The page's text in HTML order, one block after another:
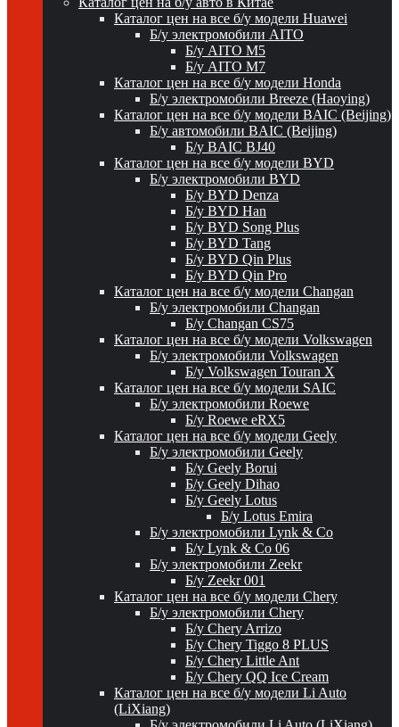
Каталог цен на все б/у модели Huawei
Б/у электромобили AITO
Б/у AITO M5
Б/у AITO M7
Каталог цен на все б/у модели Honda
Б/у электромобили Breeze (Haoying)
Каталог цен на все б/у модели BAIC (Beijing)
Б/у автомобили BAIC (Beijing)
Б/у BAIC BJ40
Каталог цен на все б/у модели BYD
Б/у электромобили BYD
Б/у BYD Denza
Б/у BYD Han
Б/у BYD Song Plus
Б/у BYD Tang
Б/у BYD Qin Plus
Б/у BYD Qin Pro
Каталог цен на все б/у модели Changan
Б/у электромобили Changan
Б/у Changan CS75
Каталог цен на все б/у модели Volkswagen
Б/у электромобили Volkswagen
Б/у Volkswagen Touran X
Каталог цен на все б/у модели SAIC
Б/у электромобили Roewe
Б/у Roewe eRX5
Каталог цен на все б/у модели Geely
Б/у электромобили Geely
Б/у Geely Borui
Б/у Geely Dihao
Б/у Geely Lotus
Б/у Lotus Emira
Б/у электромобили Lynk & Co
Б/у Lynk & Co 06
Б/у электромобили Zeekr
Б/у Zeekr 001
Каталог цен на все б/у модели Chery
Б/у электромобили Chery
Б/у Chery Arrizo
Б/у Chery Tiggo 8 PLUS
Б/у Chery Little Ant
Б/у Chery QQ Ice Cream
Каталог цен на все б/у модели Li Auto
(LiXiang)